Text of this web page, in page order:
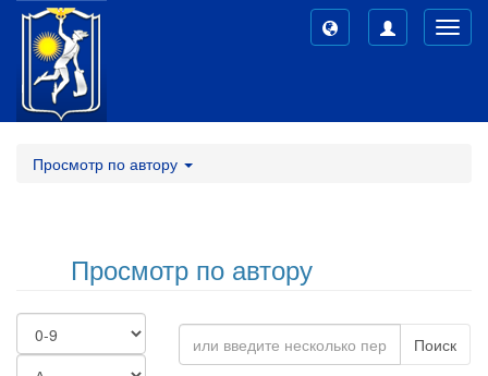
Просмотр по автору
Просмотр по автору
Поиск